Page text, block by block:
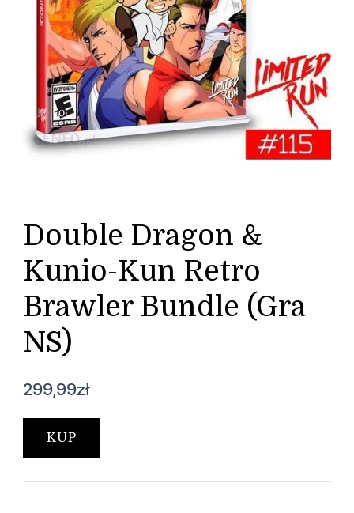
Double Dragon &
Kunio-Kun Retro
Brawler Bundle (Gra
NS)
299,99zł
KUP